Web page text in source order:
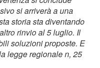
si arriverà a una
storia sta diventando
rinvio al 5 luglio. Il
soluzioni proposte. E
legge regionale n, 25